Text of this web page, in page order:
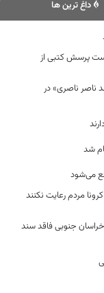
داغ ترین ها
پرسش کتبی از
ناصر ناصری» در
می‌شود
مردم رعایت نکنند
۷۰ درصد موقوفات خراسان جنوبی فاقد سند